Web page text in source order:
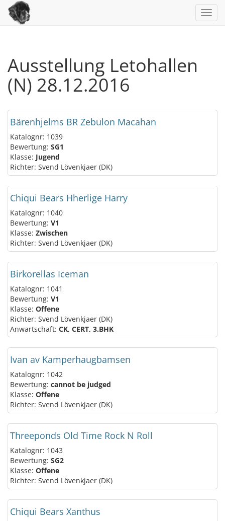
Ausstellung Letohallen
(N) 28.12.2016
Bärenhjelms BR Zebulon Macahan
Katalognr: 1039
Bewertung: SG1
Klasse: Jugend
Richter: Svend Lövenkjaer (DK)
Chiqui Bears Hherlige Harry
Katalognr: 1040
Bewertung: V1
Klasse: Zwischen
Richter: Svend Lövenkjaer (DK)
Birkorellas Iceman
Katalognr: 1041
Bewertung: V1
Klasse: Offene
Richter: Svend Lövenkjaer (DK)
Anwartschaft: CK, CERT, 3.BHK
Ivan av Kamperhaugbamsen
Katalognr: 1042
Bewertung: cannot be judged
Klasse: Offene
Richter: Svend Lövenkjaer (DK)
Threeponds Old Time Rock N Roll
Katalognr: 1043
Bewertung: SG2
Klasse: Offene
Richter: Svend Lövenkjaer (DK)
Chiqui Bears Xanthus